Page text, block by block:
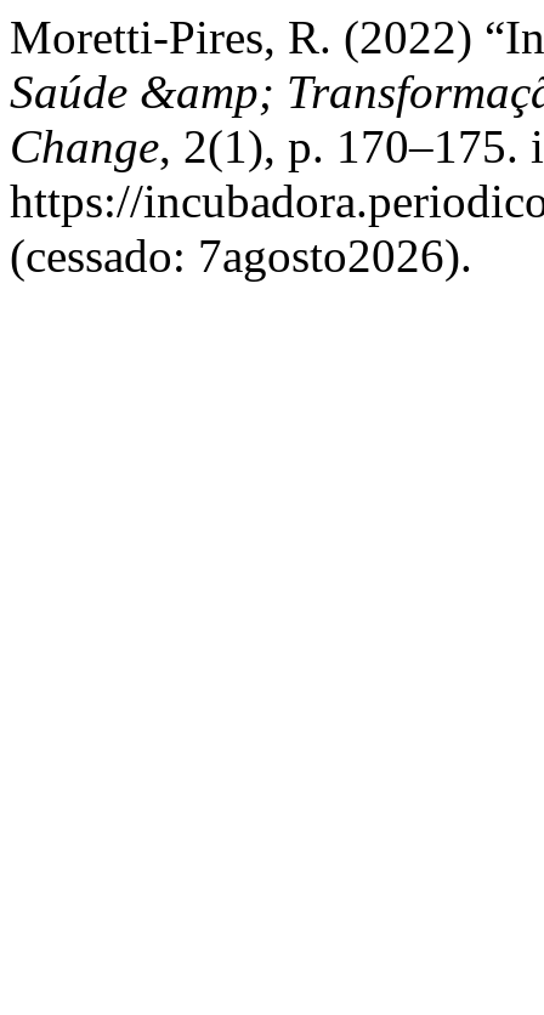
Moretti-Pires, R. (2022)
Saúde &amp;
Change, 2(1), p. 170–175.
https://
(cessado: 7agosto2026).